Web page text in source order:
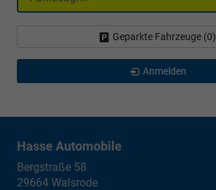
Geparkte Fahrzeuge (0)
Anmelden
Hasse Automobile
Bergstraße 58
29664 Walsrode